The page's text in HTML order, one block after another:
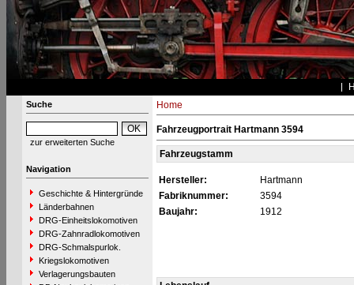
Suche
zur erweiterten Suche
Navigation
Geschichte & Hintergründe
Länderbahnen
DRG-Einheitslokomotiven
DRG-Zahnradlokomotiven
DRG-Schmalspurlok.
Kriegslokomotiven
Verlagerungsbauten
Home
Fahrzeugportrait Hartmann 3594
Fahrzeugstamm
Hersteller:
Hartmann
Fabriknummer:
3594
Baujahr:
1912